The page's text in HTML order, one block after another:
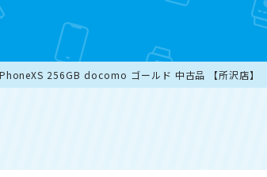
256GB docomo ゴールド 中古品 【所沢店】